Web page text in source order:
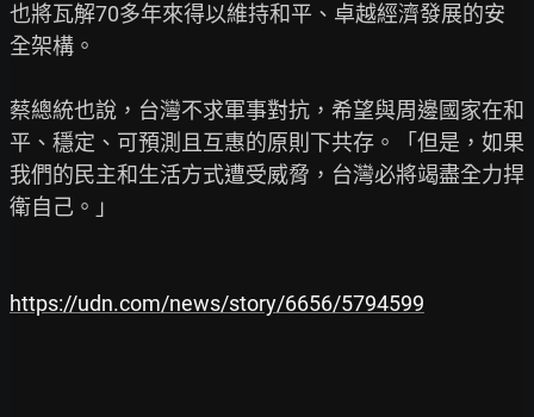
也將瓦解70多年來得以維持和平、卓越經濟發展的安
全架構。
蔡總統也說，台灣不求軍事對抗，希望與周邊國家在和
平、穩定、可預測且互惠的原則下共存。「但是，如果
我們的民主和生活方式遭受威脅，台灣必將竭盡全力捍
衛自己。」
https://udn.com/news/story/6656/5794599